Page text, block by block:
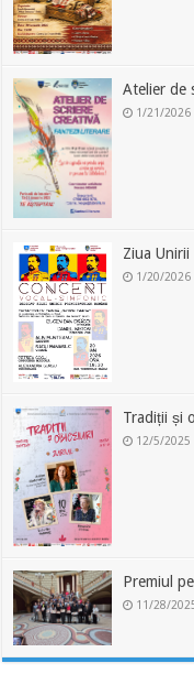
Atelier de
1/21/2026
Ziua
1/20/2026
Tradiții și
12/5/2025
Premiul
11/28/